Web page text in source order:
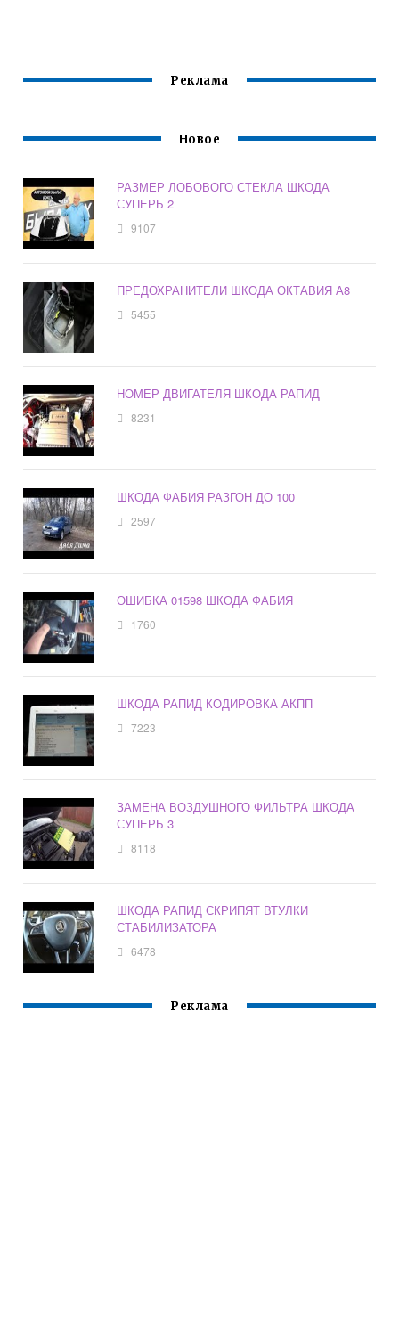
Реклама
Новое
РАЗМЕР ЛОБОВОГО СТЕКЛА ШКОДА
СУПЕРБ 2
9107
ПРЕДОХРАНИТЕЛИ ШКОДА ОКТАВИЯ А8
5455
НОМЕР ДВИГАТЕЛЯ ШКОДА РАПИД
8231
ШКОДА ФАБИЯ РАЗГОН ДО 100
2597
ОШИБКА 01598 ШКОДА ФАБИЯ
1760
ШКОДА РАПИД КОДИРОВКА АКПП
7223
ЗАМЕНА ВОЗДУШНОГО ФИЛЬТРА ШКОДА
СУПЕРБ 3
8118
ШКОДА РАПИД СКРИПЯТ ВТУЛКИ
СТАБИЛИЗАТОРА
6478
Реклама